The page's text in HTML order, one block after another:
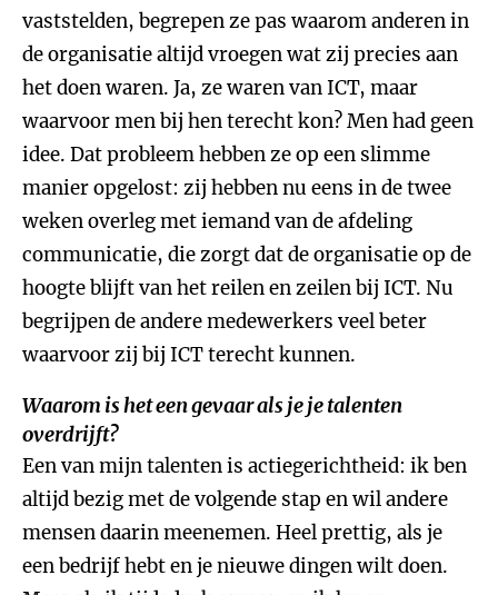
vaststelden, begrepen ze pas waarom anderen in
de organisatie altijd vroegen wat zij precies aan
het doen waren. Ja, ze waren van ICT, maar
waarvoor men bij hen terecht kon? Men had geen
idee. Dat probleem hebben ze op een slimme
manier opgelost: zij hebben nu eens in de twee
weken overleg met iemand van de afdeling
communicatie, die zorgt dat de organisatie op de
hoogte blijft van het reilen en zeilen bij ICT. Nu
begrijpen de andere medewerkers veel beter
waarvoor zij bij ICT terecht kunnen.
Waarom is het een gevaar als je je talenten
overdrijft?
Een van mijn talenten is actiegerichtheid: ik ben
altijd bezig met de volgende stap en wil andere
mensen daarin meenemen. Heel prettig, als je
een bedrijf hebt en je nieuwe dingen wilt doen.